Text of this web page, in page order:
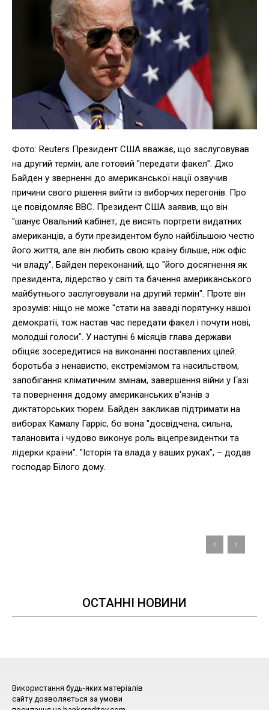
Фото: Reuters Президент США вважає, що заслуговував
на другий термін, але готовий "передати факел". Джо
Байден у зверненні до американської нації озвучив
причини свого рішення вийти із виборчих перегонів. Про
це повідомляє BBC. Президент США заявив, що він
"шанує Овальний кабінет, де висять портрети видатних
американців, а бути президентом було найбільшою честю
його життя, але він любить свою країну більше, ніж офіс
чи владу". Байден переконаний, що "його досягнення як
президента, лідерство у світі та бачення американського
майбутнього заслуговували на другий термін". Проте він
зрозумів: ніщо не може "стати на заваді порятунку нашої
демократії, тож настав час передати факел і почути нові,
молодші голоси". У наступні 6 місяців глава держави
обіцяє зосередитися на виконанні поставлених цілей:
боротьба з ненавистю, екстремізмом та насильством,
запобігання кліматичним змінам, завершення війни у Газі
та повернення додому американських в'язнів з
диктаторських тюрем. Байден закликав підтримати на
виборах Камалу Гарріс, бо вона "досвідчена, сильна,
талановита і чудово виконує роль віцепрезидентки та
лідерки країни". "Історія та влада у ваших руках", – додав
господар Білого дому.
ОСТАННІ НОВИНИ
Використання будь-яких матеріалів
сайту дозволяється за умови